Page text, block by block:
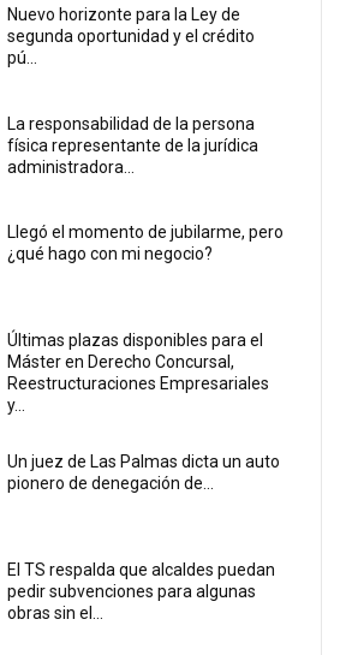
Nuevo horizonte para la Ley de
segunda oportunidad y el crédito
pú...
La responsabilidad de la persona
física representante de la jurídica
administradora...
Llegó el momento de jubilarme, pero
¿qué hago con mi negocio?
Últimas plazas disponibles para el
Máster en Derecho Concursal,
Reestructuraciones Empresariales
y...
Un juez de Las Palmas dicta un auto
pionero de denegación de...
El TS respalda que alcaldes puedan
pedir subvenciones para algunas
obras sin el...